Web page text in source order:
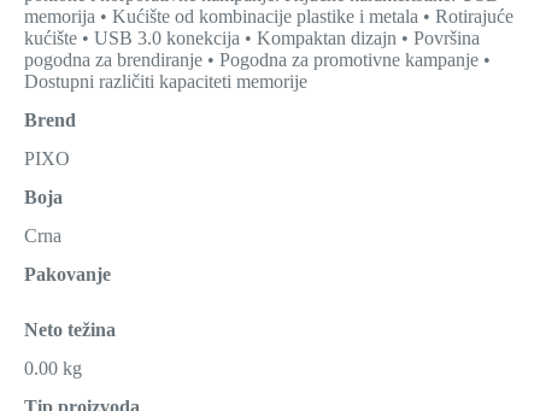
memorija • Kućište od kombinacije plastike i metala • Rotirajuće
kućište • USB 3.0 konekcija • Kompaktan dizajn • Površina
pogodna za brendiranje • Pogodna za promotivne kampanje •
Dostupni različiti kapaciteti memorije
Brend
PIXO
Boja
Crna
Pakovanje
Neto težina
0.00 kg
Tip proizvoda